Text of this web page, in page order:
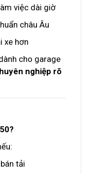
việc dài giờ
châu Âu
xe hơn
cho garage
nghiệp rõ
tải